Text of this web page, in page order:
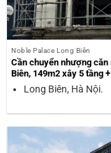
Noble Palace Long Biên
Cần chuyển nhượng
Biên, 149m2 xây 5 tầng
Long Biên, Hà Nội.